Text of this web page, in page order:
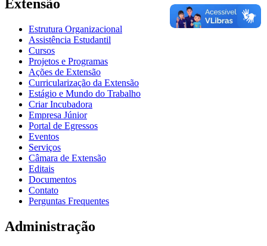
Extensão
Estrutura Organizacional
Assistência Estudantil
Cursos
Projetos e Programas
Ações de Extensão
Curricularização da Extensão
Estágio e Mundo do Trabalho
Criar Incubadora
Empresa Júnior
Portal de Egressos
Eventos
Serviços
Câmara de Extensão
Editais
Documentos
Contato
Perguntas Frequentes
Administração